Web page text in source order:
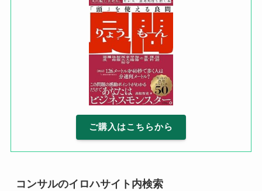
ご購入はこちらから
コンサルのイロハサイト内検索